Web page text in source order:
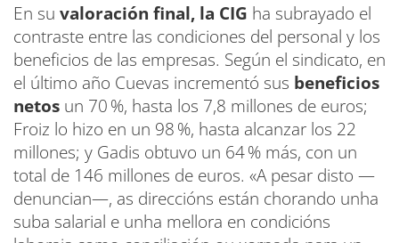
En su valoración final, la CIG ha subrayado el
contraste entre las condiciones del personal y los
beneficios de las empresas. Según el sindicato, en
el último año Cuevas incrementó sus beneficios
netos un 70 %, hasta los 7,8 millones de euros;
Froiz lo hizo en un 98 %, hasta alcanzar los 22
millones; y Gadis obtuvo un 64 % más, con un
total de 146 millones de euros. «A pesar disto —
denuncian—, as direccións están chorando unha
suba salarial e unha mellora en condicións